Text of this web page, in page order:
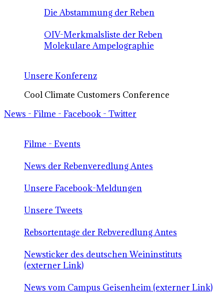
Die Abstammung der Reben
OIV-Merkmalsliste der Reben
Molekulare Ampelographie
Unsere Konferenz
Cool Climate Customers Conference
News - Filme - Facebook - Twitter
Filme - Events
News der Rebenveredlung Antes
Unsere Facebook-Meldungen
Unsere Tweets
Rebsortentage der Rebveredlung Antes
Newsticker des deutschen Weininstituts
(externer Link)
News vom Campus Geisenheim (externer Link)